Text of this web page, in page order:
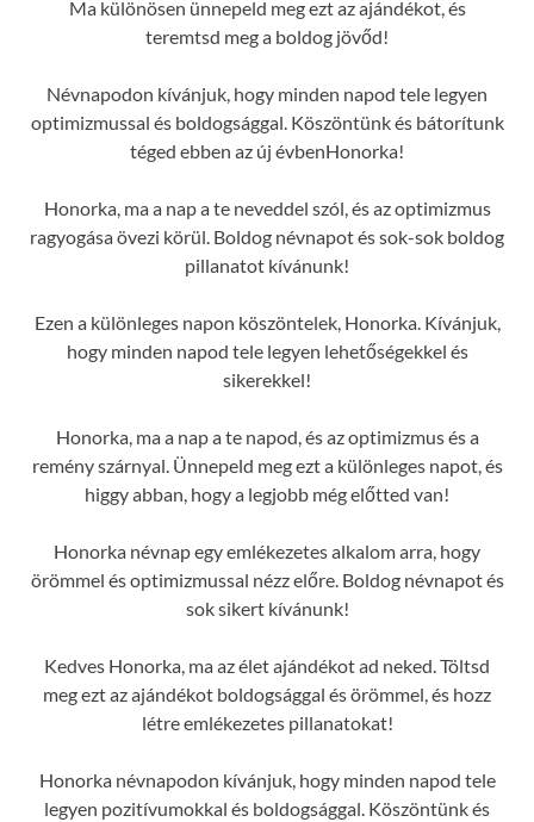
Ma különösen ünnepeld meg ezt az ajándékot, és
teremtsd meg a boldog jövőd!
Névnapodon kívánjuk, hogy minden napod tele legyen
optimizmussal és boldogsággal. Köszöntünk és bátorítunk
téged ebben az új évbenHonorka!
Honorka, ma a nap a te neveddel szól, és az optimizmus
ragyogása övezi körül. Boldog névnapot és sok-sok boldog
pillanatot kívánunk!
Ezen a különleges napon köszöntelek, Honorka. Kívánjuk,
hogy minden napod tele legyen lehetőségekkel és
sikerekkel!
Honorka, ma a nap a te napod, és az optimizmus és a
remény szárnyal. Ünnepeld meg ezt a különleges napot, és
higgy abban, hogy a legjobb még előtted van!
Honorka névnap egy emlékezetes alkalom arra, hogy
örömmel és optimizmussal nézz előre. Boldog névnapot és
sok sikert kívánunk!
Kedves Honorka, ma az élet ajándékot ad neked. Töltsd
meg ezt az ajándékot boldogsággal és örömmel, és hozz
létre emlékezetes pillanatokat!
Honorka névnapodon kívánjuk, hogy minden napod tele
legyen pozitívumokkal és boldogsággal. Köszöntünk és